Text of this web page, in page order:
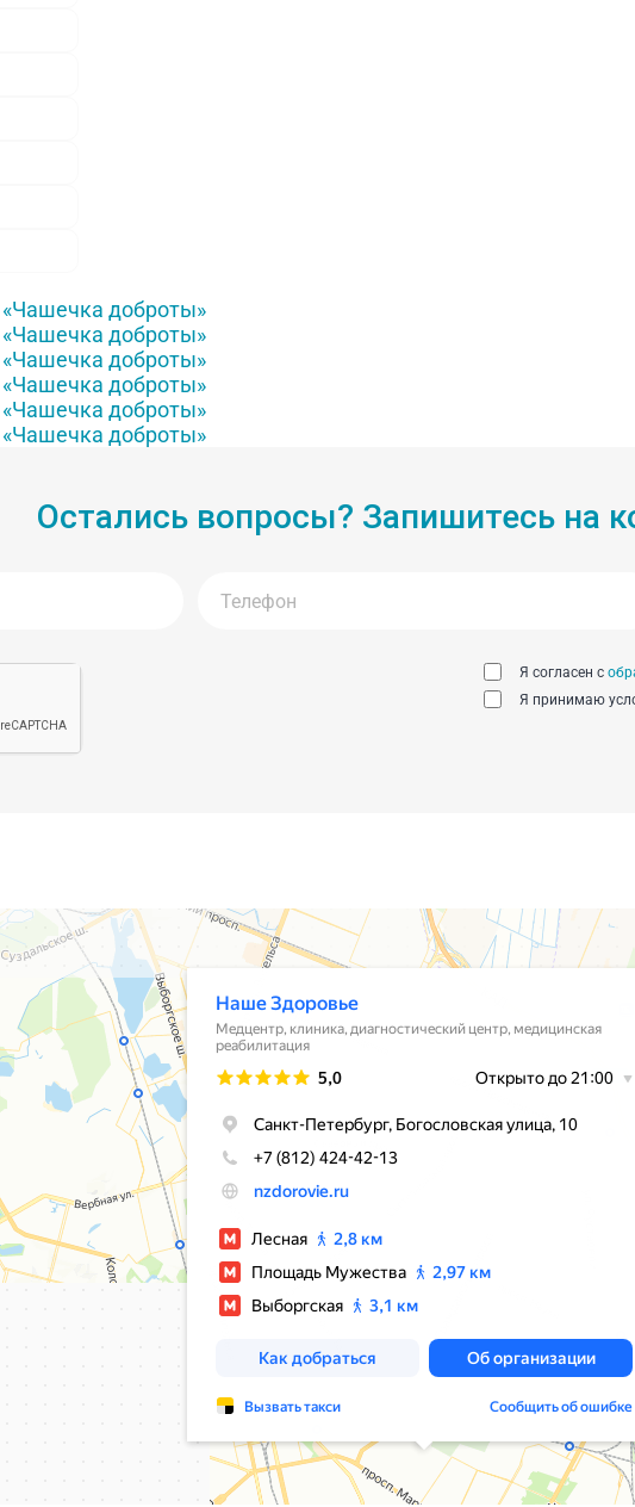
Остались вопросы? Запишитесь на
Я согласен с
Я принимаю